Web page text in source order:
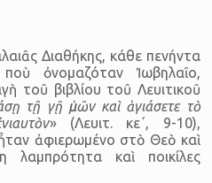
Διαθήκης, κάθε πενήντα
ὀνομαζόταν Ἰωβηλαῖο,
τοῦ βιβλίου τοῦ Λευιτικοῦ
τῇ γῇ ὑμῶν καὶ ἁγιάσετε τὸ
» (Λευιτ. κε΄, 9-10),
ἀφιερωμένο στὸ Θεὸ καὶ
λαμπρό­τητα καὶ ποικίλες